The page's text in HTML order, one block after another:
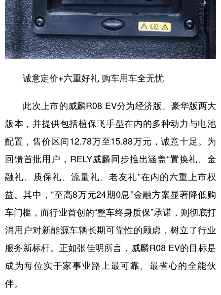
诚意定价+六重好礼 购车用车全无忧
此次上市的威麟R08 EV分为经济版、豪华版两大
版本，并提供包括植保飞手型在内的多种动力与电池
配置，售价区间12.78万至15.88万元，诚意十足。为
回馈首批用户，RELY威麟同步推出涵盖“置换礼、金
融礼、质保礼、流量礼、老友礼”在内的六重上市权
益。其中，“至高8万元24期0息”金融方案显著降低购
车门槛，而行业首创的“整车终身质保”承诺，则彻底打
消用户对新能源车辆长期可靠性的顾虑，树立了行业
服务新标杆。正如张佳明所言，威麟R08 EV的目标是
成为每位实干家事业路上最可靠、最省心的全能伙
伴。